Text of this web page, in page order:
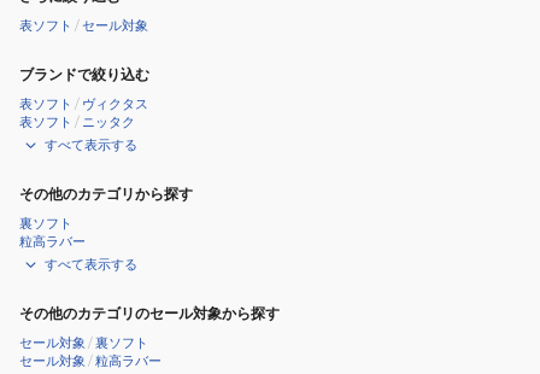
表ソフト /セール対象
ブランドで絞り込む
表ソフト / ヴィクタス
表ソフト / ニッタク
すべて表示する
その他のカテゴリから探す
裏ソフト
粒高ラバー
すべて表示する
その他のカテゴリのセール対象から探す
セール対象 /裏ソフト
セール対象 /粒高ラバー